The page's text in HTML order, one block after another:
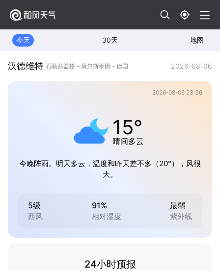
今天 30天 地图
汉德维特 石勒苏益格－荷尔斯泰因 - 德国 2026-08-06
2026-08-06 23:36
15°
晴间多云
今晚阵雨。明天多云，温度和昨天差不多（20°），风很
大。
5级
西风
91%
相对湿度
最弱
紫外线
24小时预报